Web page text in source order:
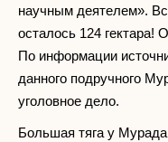
научным деятелем».
осталось 124 гектара!
По информации
данного подручного
уголовное дело.
Большая тяга у